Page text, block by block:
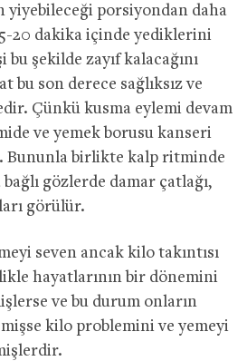
yiyebileceği porsiyondan daha
20 dakika içinde yediklerini
bu şekilde zayıf kalacağını
bu son derece sağlıksız ve
Çünkü kusma eylemi devam
ve yemek borusu kanseri
Bununla birlikte kalp ritminde
gözlerde damar çatlağı,
görülür.
seven ancak kilo takıntısı
hayatlarının bir dönemini
ve bu durum onların
kilo problemini ve yemeyi